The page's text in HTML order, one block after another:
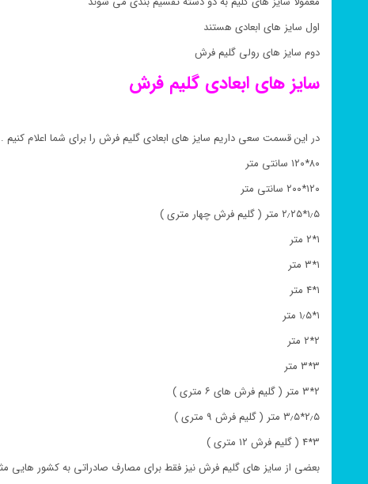
اول سایز های ابعادی هستند
دوم سایز های رولی گلیم فرش
سایز های ابعادی گلیم فرش
در این قسمت سعی داریم سایز های ابعادی گلیم فرش را برای شما اعلام کنیم .
۸۰*۱۲۰ سانتی متر
۱۲۰*۲۰۰ سانتی متر
۱٫۵*۲٫۲۵ متر ( گلیم فرش چهار متری )
۱*۲ متر
۱*۳ متر
۱*۴ متر
۱*۱٫۵ متر
۲*۲ متر
۳*۳ متر
۲*۳ متر ( گلیم فرش های ۶ متری )
۲٫۵*۳٫۵ متر ( گلیم فرش ۹ متری )
۳*۴ ( گلیم فرش ۱۲ متری )
بعضی از سایز های گلیم فرش نیز فقط برای مصارف صادراتی به کشور هایی